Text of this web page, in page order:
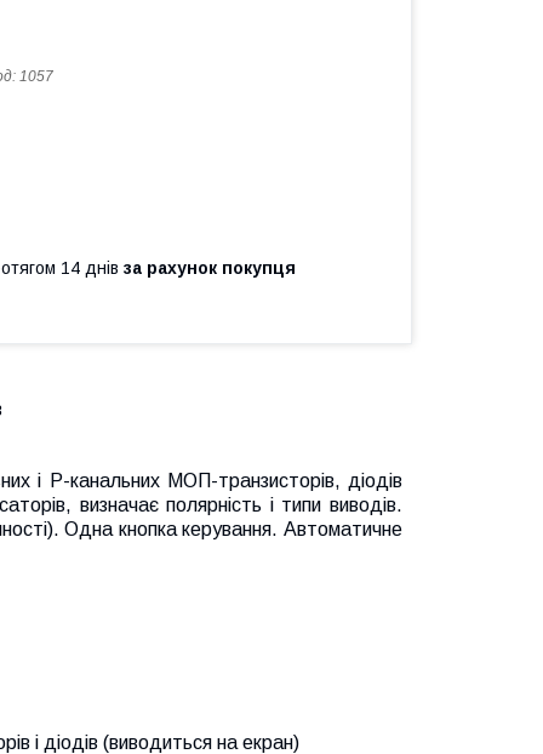
1057
14 днів за рахунок покупця
і P-канальних МОП-транзисторів, діодів
визначає полярність і типи виводів.
Одна кнопка керування. Автоматичне
і діодів (виводиться на екран)